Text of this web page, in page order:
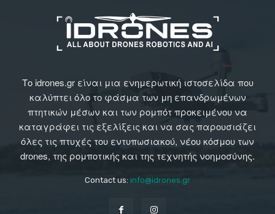
Το idrones.gr είναι μια ενημερωτική ιστοσελίδα που
καλύπτει όλο το φάσμα των μη επανδρωμένων
πτητικών μέσων και των ρομπότ προκειμένου να
καταγράφει τις εξελίξεις και να σας παρουσιάζει
όλες τις πτυχές του εντυπωσιακού, νέου κόσμου των
drones, της ρομποτικής και της τεχνητής νοημοσύνης.
Contact us: info@idrones.gr